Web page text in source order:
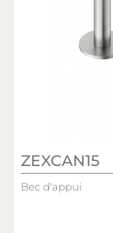
ZEXCAN15
Bec d'appui